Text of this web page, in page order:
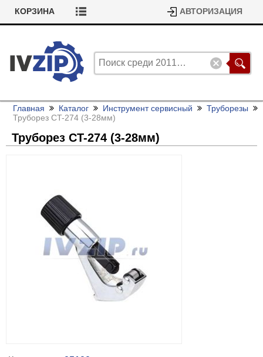
КОРЗИНА АВТОРИЗАЦИЯ
Главная Каталог Инструмент сервисный
Труборезы
Труборез CT-274 (3-28мм)
Труборез CT-274 (3-28мм)